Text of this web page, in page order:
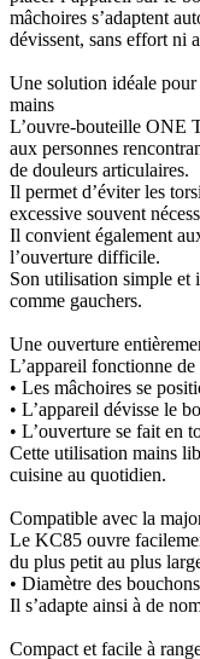
mâchoires s’adaptent
dévissent, sans effort ni
Une solution idéale pour
mains
L’ouvre-bouteille ONE
aux personnes
de douleurs articulaires.
Il permet d’éviter les
excessive souvent
Il convient également
l’ouverture difficile.
Son utilisation simple et
comme gauchers.
Une ouverture
L’appareil fonctionne
• Les mâchoires se
• L’appareil dévisse le
• L’ouverture se fait en
Cette utilisation mains
cuisine au quotidien.
Compatible avec la
Le KC85 ouvre
du plus petit au plus
• Diamètre des
Il s’adapte ainsi à de
Compact et facile à